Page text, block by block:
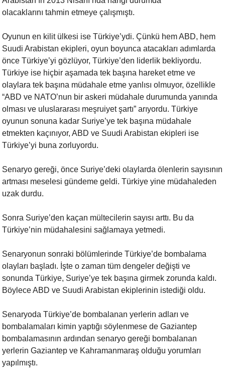
olacaklarını tahmin etmeye çalışmıştı.
Oyunun en kilit ülkesi ise Türkiye’ydi. Çünkü hem ABD, hem
Suudi Arabistan ekipleri, oyun boyunca atacakları adımlarda
önce Türkiye’yi gözlüyor, Türkiye’den liderlik bekliyordu.
Türkiye ise hiçbir aşamada tek başına hareket etme ve
olaylara tek başına müdahale etme yanlısı olmuyor, özellikle
“ABD ve NATO’nun bir askeri müdahale durumunda yanında
olması ve uluslararası meşruiyet şartı” arıyordu. Türkiye
oyunun sonuna kadar Suriye’ye tek başına müdahale
etmekten kaçınıyor, ABD ve Suudi Arabistan ekipleri ise
Türkiye’yi buna zorluyordu.
Senaryo gereği, önce Suriye’deki olaylarda ölenlerin sayısının
artması meselesi gündeme geldi. Türkiye yine müdahaleden
uzak durdu.
Sonra Suriye’den kaçan mültecilerin sayısı arttı. Bu da
Türkiye’nin müdahalesini sağlamaya yetmedi.
Senaryonun sonraki bölümlerinde Türkiye’de bombalama
olayları başladı. İşte o zaman tüm dengeler değişti ve
sonunda Türkiye, Suriye’ye tek başına girmek zorunda kaldı.
Böylece ABD ve Suudi Arabistan ekiplerinin istediği oldu.
Senaryoda Türkiye’de bombalanan yerlerin adları ve
bombalamaları kimin yaptığı söylenmese de Gaziantep
bombalamasının ardından senaryo gereği bombalanan
yerlerin Gaziantep ve Kahramanmaraş olduğu yorumları
yapılmıştı.